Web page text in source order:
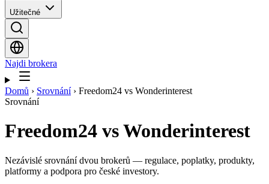
Užitečné
Najdi brokera
Domů › Srovnání › Freedom24 vs Wonderinterest
Srovnání
Freedom24 vsWonderinterest
Nezávislé srovnání dvou brokerů — regulace, poplatky, produkty,
platformy a podpora pro české investory.